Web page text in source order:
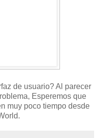
de usuario? Al parecer
Esperemos que
muy poco tiempo desde